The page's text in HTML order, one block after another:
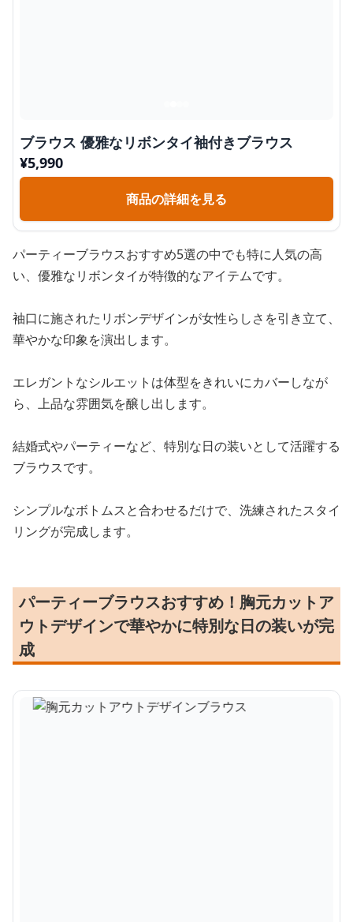
ブラウス 優雅なリボンタイ袖付きブラウス
¥5,990
商品の詳細を見る
パーティーブラウスおすすめ5選の中でも特に人気の高
い、優雅なリボンタイが特徴的なアイテムです。
袖口に施されたリボンデザインが女性らしさを引き立て、
華やかな印象を演出します。
エレガントなシルエットは体型をきれいにカバーしなが
ら、上品な雰囲気を醸し出します。
結婚式やパーティーなど、特別な日の装いとして活躍する
ブラウスです。
シンプルなボトムスと合わせるだけで、洗練されたスタイ
リングが完成します。
パーティーブラウスおすすめ！胸元カットア
ウトデザインで華やかに特別な日の装いが完
成